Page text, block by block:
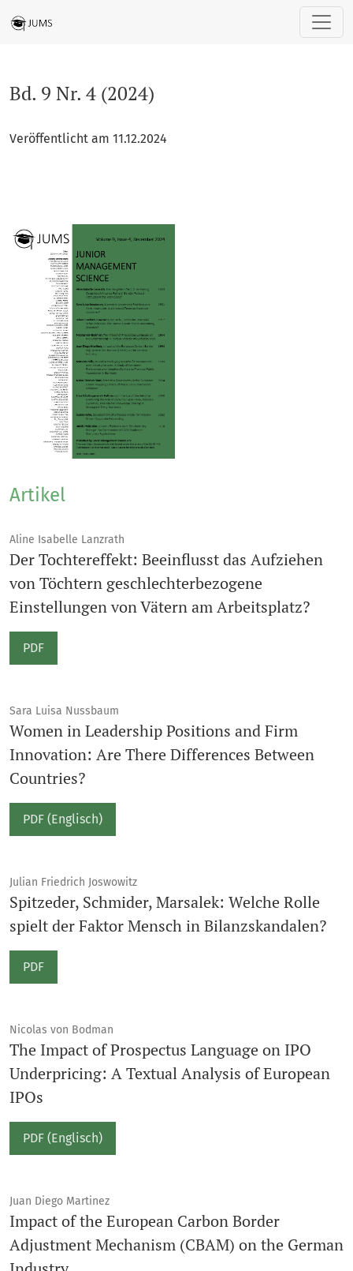
Bd. 9 Nr. 4 (2024)
Veröffentlicht am 11.12.2024
Artikel
Aline Isabelle Lanzrath
Der Tochtereffekt: Beeinflusst das Aufziehen
von Töchtern geschlechterbezogene
Einstellungen von Vätern am Arbeitsplatz?
PDF
Sara Luisa Nussbaum
Women in Leadership Positions and Firm
Innovation: Are There Differences Between
Countries?
PDF (Englisch)
Julian Friedrich Joswowitz
Spitzeder, Schmider, Marsalek: Welche Rolle
spielt der Faktor Mensch in Bilanzskandalen?
PDF
Nicolas von Bodman
The Impact of Prospectus Language on IPO
Underpricing: A Textual Analysis of European
IPOs
PDF (Englisch)
Juan Diego Martinez
Impact of the European Carbon Border
Adjustment Mechanism (CBAM) on the German